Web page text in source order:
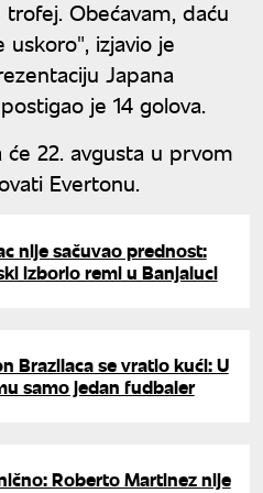
Obećavam, daću
uskoro", izjavio je
Japana
je 14 golova.
će 22. avgusta u prvom
Evertonu.
nije sačuvao prednost:
izborio remi u Banjaluci
Brazilaca se vratio kući: U
samo jedan fudbaler
Roberto Martinez nije